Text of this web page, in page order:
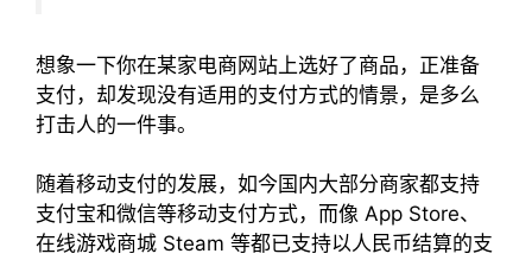
想象一下你在某家电商网站上选好了商品，正准备
支付，却发现没有适用的支付方式的情景，是多么
打击人的一件事。
随着移动支付的发展，如今国内大部分商家都支持
支付宝和微信等移动支付方式，而像 App Store、
在线游戏商城 Steam 等都已支持以人民币结算的支